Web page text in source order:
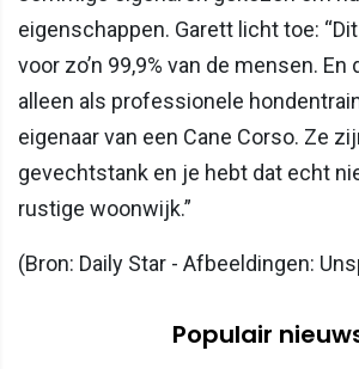
eigenschappen. Garett licht toe:
voor zo’n 99,9% van de mensen.
alleen als professionele
eigenaar van een Cane Corso. Ze
gevechtstank en je hebt dat echt
rustige woonwijk.”
(Bron: Daily Star - Afbeeldingen:
Populair